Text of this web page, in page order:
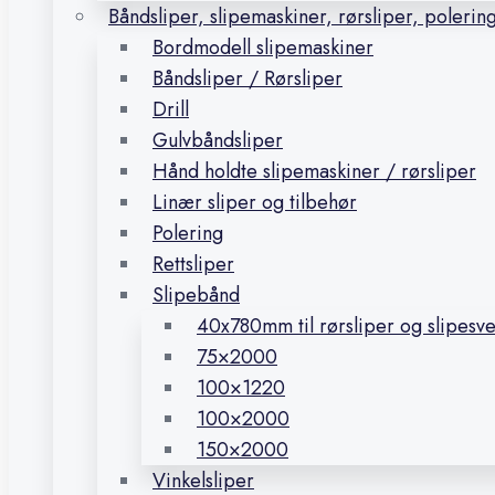
Båndsliper, slipemaskiner, rørsliper,
Bordmodell slipemaskiner
Båndsliper / Rørsliper
Drill
Gulvbåndsliper
Hånd holdte slipemaskiner / rørsliper
Linær sliper og tilbehør
Polering
Rettsliper
Slipebånd
40x780mm til rørsliper og
75×2000
100×1220
100×2000
150×2000
Vinkelsliper